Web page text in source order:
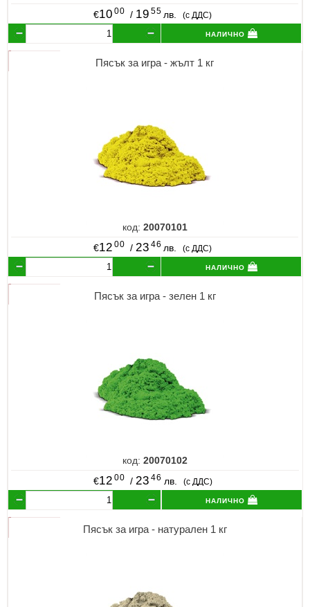
€10 00 / 19 55 лв. (с ДДС)
налично
Пясък за игра - жълт 1 кг
код: 20070101
€12 00 / 23 46 лв. (с ДДС)
налично
Пясък за игра - зелен 1 кг
код: 20070102
€12 00 / 23 46 лв. (с ДДС)
налично
Пясък за игра - натурален 1 кг